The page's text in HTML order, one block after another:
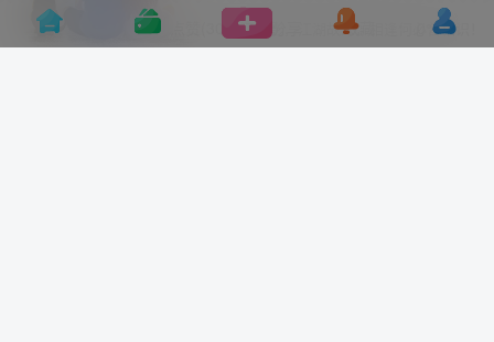
寒江孤影，江湖故人，相逢何必曾相识！
收藏 0%